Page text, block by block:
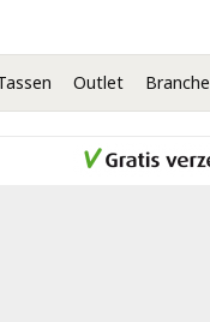
Outlet Branche